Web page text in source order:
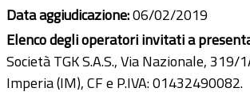
Data aggiudicazione:06/02/2019
Elenco degli operatori invitati a
Società TGK S.A.S., Via Nazionale, 319/
Imperia (IM), CF e P.IVA: 01432490082.